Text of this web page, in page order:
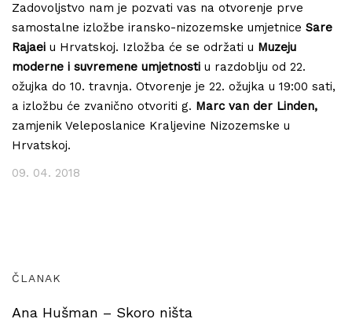
Zadovoljstvo nam je pozvati vas na otvorenje prve
samostalne izložbe iransko-nizozemske umjetnice Sare
Rajaei u Hrvatskoj. Izložba će se održati u Muzeju
moderne i suvremene umjetnosti u razdoblju od 22.
ožujka do 10. travnja. Otvorenje je 22. ožujka u 19:00 sati,
a izložbu će zvanično otvoriti g. Marc van der Linden,
zamjenik Veleposlanice Kraljevine Nizozemske u
Hrvatskoj.
09. 04. 2018
ČLANAK
Ana Hušman – Skoro ništa